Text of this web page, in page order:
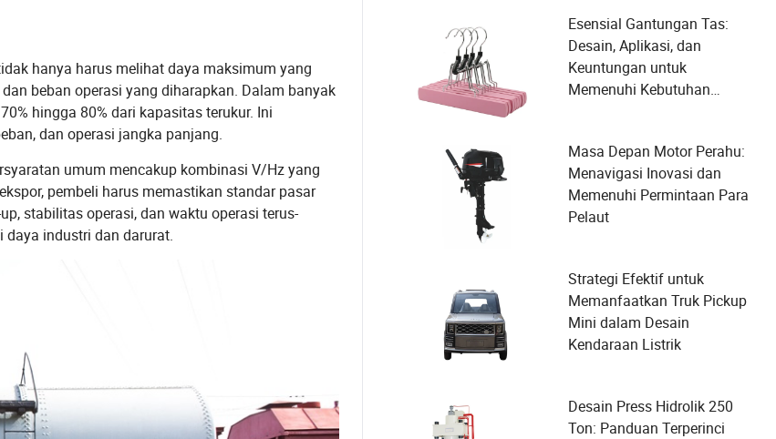
hanya harus melihat daya maksimum yang
beban operasi yang diharapkan. Dalam banyak
hingga 80% dari kapasitas terukur. Ini
dan operasi jangka panjang.
umum mencakup kombinasi V/Hz yang
pembeli harus memastikan standar pasar
stabilitas operasi, dan waktu operasi terus-
daya industri dan darurat.
Esensial Gantungan Tas:
Desain, Aplikasi, dan
Keuntungan untuk
Memenuhi Kebutuhan
Masa Depan Motor Perahu:
Menavigasi Inovasi dan
Memenuhi Permintaan Para
Pelaut
Strategi Efektif untuk
Memanfaatkan Truk Pickup
Mini dalam Desain
Kendaraan Listrik
Desain Press Hidrolik 250
Ton: Panduan Terperinci